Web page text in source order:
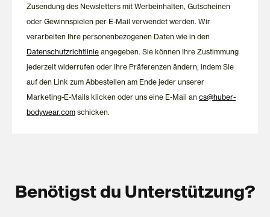
Zusendung des Newsletters mit Werbeinhalten, Gutscheinen
oder Gewinnspielen per E-Mail verwendet werden. Wir
verarbeiten Ihre personenbezogenen Daten wie in den
Datenschutzrichtlinie angegeben. Sie können Ihre Zustimmung
jederzeit widerrufen oder Ihre Präferenzen ändern, indem Sie
auf den Link zum Abbestellen am Ende jeder unserer
Marketing-E-Mails klicken oder uns eine E-Mail ancs@huber-
bodywear.com schicken.
Benötigst du Unterstützung?